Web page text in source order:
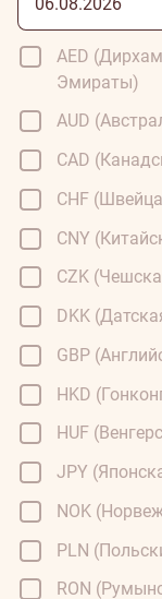
AED
Эмираты)
AUD
CAD
CHF
CNY
CZK
DKK
GBP
HKD
HUF
JPY
NOK
PLN
RON